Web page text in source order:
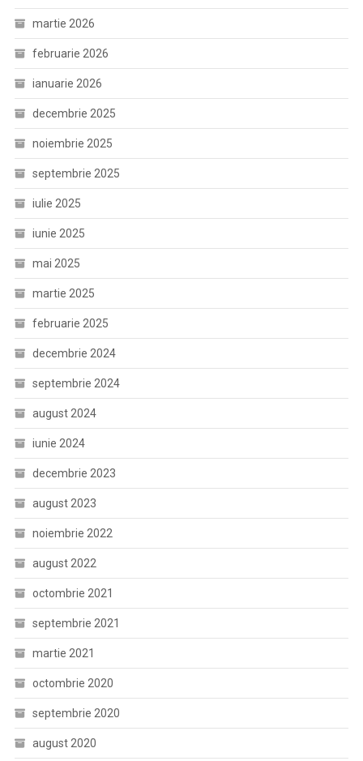
martie 2026
februarie 2026
ianuarie 2026
decembrie 2025
noiembrie 2025
septembrie 2025
iulie 2025
iunie 2025
mai 2025
martie 2025
februarie 2025
decembrie 2024
septembrie 2024
august 2024
iunie 2024
decembrie 2023
august 2023
noiembrie 2022
august 2022
octombrie 2021
septembrie 2021
martie 2021
octombrie 2020
septembrie 2020
august 2020